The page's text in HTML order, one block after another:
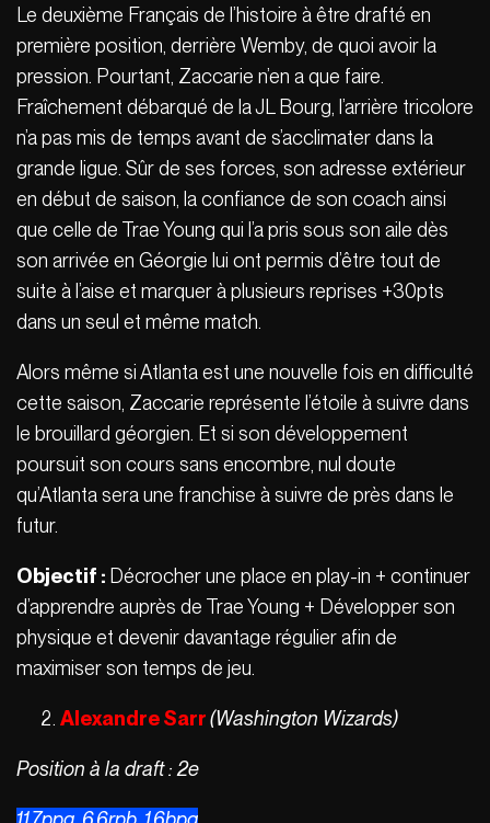
Le deuxième Français de l’histoire à être drafté en
première position, derrière Wemby, de quoi avoir la
pression. Pourtant, Zaccarie n’en a que faire.
Fraîchement débarqué de la JL Bourg, l’arrière tricolore
n’a pas mis de temps avant de s’acclimater dans la
grande ligue. Sûr de ses forces, son adresse extérieur
en début de saison, la confiance de son coach ainsi
que celle de Trae Young qui l’a pris sous son aile dès
son arrivée en Géorgie lui ont permis d’être tout de
suite à l’aise et marquer à plusieurs reprises +30pts
dans un seul et même match.
Alors même si Atlanta est une nouvelle fois en difficulté
cette saison, Zaccarie représente l’étoile à suivre dans
le brouillard géorgien. Et si son développement
poursuit son cours sans encombre, nul doute
qu’Atlanta sera une franchise à suivre de près dans le
futur.
Objectif : Décrocher une place en play-in + continuer
d’apprendre auprès de Trae Young + Développer son
physique et devenir davantage régulier afin de
maximiser son temps de jeu.
Alexandre Sarr(Washington Wizards)
Position à la draft : 2e